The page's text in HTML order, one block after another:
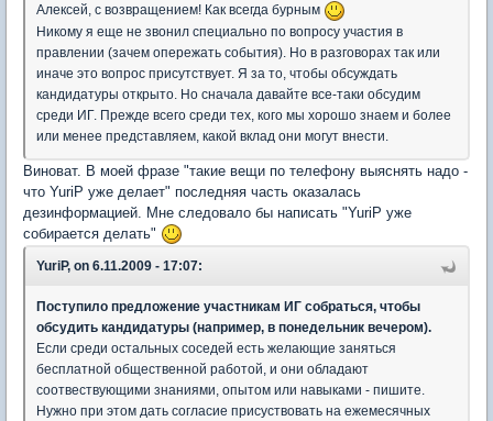
Алексей, с возвращением! Как всегда бурным
Никому я еще не звонил специально по вопросу участия в
правлении (зачем опережать события). Но в разговорах так или
иначе это вопрос присутствует. Я за то, чтобы обсуждать
кандидатуры открыто. Но сначала давайте все-таки обсудим
среди ИГ. Прежде всего среди тех, кого мы хорошо знаем и более
или менее представляем, какой вклад они могут внести.
Виноват. В моей фразе "такие вещи по телефону выяснять надо -
что YuriP уже делает" последняя часть оказалась
дезинформацией. Мне следовало бы написать "YuriP уже
собирается делать"
YuriP, on 6.11.2009 - 17:07:
Поступило предложение участникам ИГ собраться, чтобы
обсудить кандидатуры (например, в понедельник вечером).
Если среди остальных соседей есть желающие заняться
бесплатной общественной работой, и они обладают
соотвествующими знаниями, опытом или навыками - пишите.
Нужно при этом дать согласие присуствовать на ежемесячных